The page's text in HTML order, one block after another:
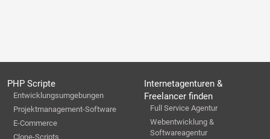
PHP Scripte
Entwicklungsumgebungen
Projektmanagement-Software
E-Commerce
Clone-Scripts
Internetagenturen &
Freelancer finden
Full Service Agentur
Webentwicklung &
Softwareagentur